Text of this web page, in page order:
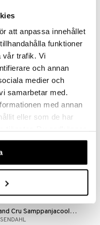
att anpassa innehållet
funktioner
vår trafik. Vi
och annan
medier och
samarbetar med.
med annan
eller som de har
av vår webbplats.
Grand Cru Korkea lasi 30 cl 4 pkt
€
Grand Cru Samppanjacooleri